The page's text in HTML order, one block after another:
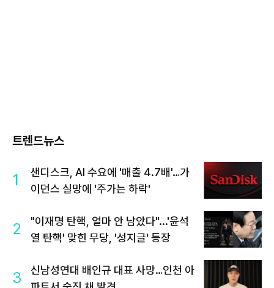
트렌드뉴스
1
샌디스크, AI 수요에 '매출 4.7배'…가
이던스 실망에 '주가는 하락'
2
"이재명 탄핵, 얼마 안 남았다"...'윤석
열 탄핵' 맞힌 무당, '성지글' 등장
3
신남성연대 배인규 대표 사망…인천 아